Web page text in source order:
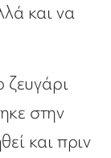
και να
ζευγάρι
στην
και πριν